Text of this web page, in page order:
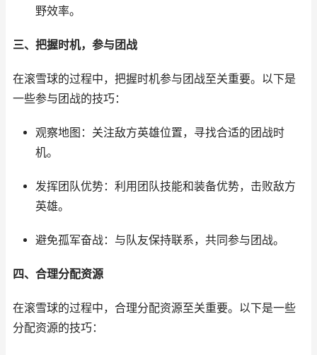
野效率。
三、把握时机，参与团战
在滚雪球的过程中，把握时机参与团战至关重要。以下是
一些参与团战的技巧：
观察地图：关注敌方英雄位置，寻找合适的团战时
机。
发挥团队优势：利用团队技能和装备优势，击败敌方
英雄。
避免孤军奋战：与队友保持联系，共同参与团战。
四、合理分配资源
在滚雪球的过程中，合理分配资源至关重要。以下是一些
分配资源的技巧：